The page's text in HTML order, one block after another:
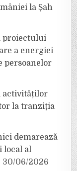
la Șah
proiectului
a energiei
persoanelor
activităților
la tranziția
demarează
local al
30/06/2026